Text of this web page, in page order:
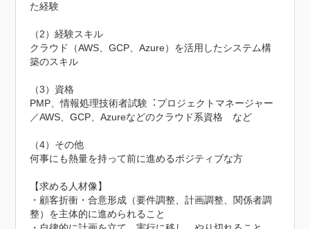
た経験
（2）経験スキル
クラウド（AWS、GCP、Azure）を活用したシステム構
築のスキル
（3）資格
PMP、情報処理技術者試験︓プロジェクトマネージャー
／AWS、GCP、Azureなどのクラウド系資格　など
（4）その他
何事にも熱量を持って前に進めるポジティブな方
【求める人材像】
・顧客折衝・合意形成（要件調整、計画調整、関係者調
整）を主体的に進められること